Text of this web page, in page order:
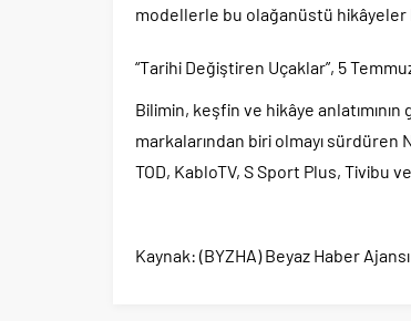
modellerle bu olağanüstü hikâyeler
“Tarihi Değiştiren Uçaklar”, 5
Bilimin, keşfin ve hikâye
markalarından biri olmayı sürdüren
TOD, KabloTV, S Sport Plus, Tivibu
Kaynak: (BYZHA) Beyaz Haber Ajansı